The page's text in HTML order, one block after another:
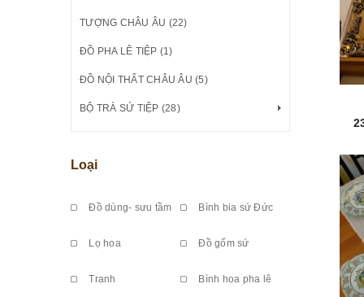
TƯỢNG CHÂU ÂU (22)
ĐỒ PHA LÊ TIỆP (1)
ĐỒ NỘI THẤT CHÂU ÂU (5)
BỘ TRÀ SỨ TIỆP (28)
Loại
Đồ dùng- sưu tầm Bình bia sứ Đức
Lọ hoa Đồ gốm sứ
Tranh Bình hoa pha lê